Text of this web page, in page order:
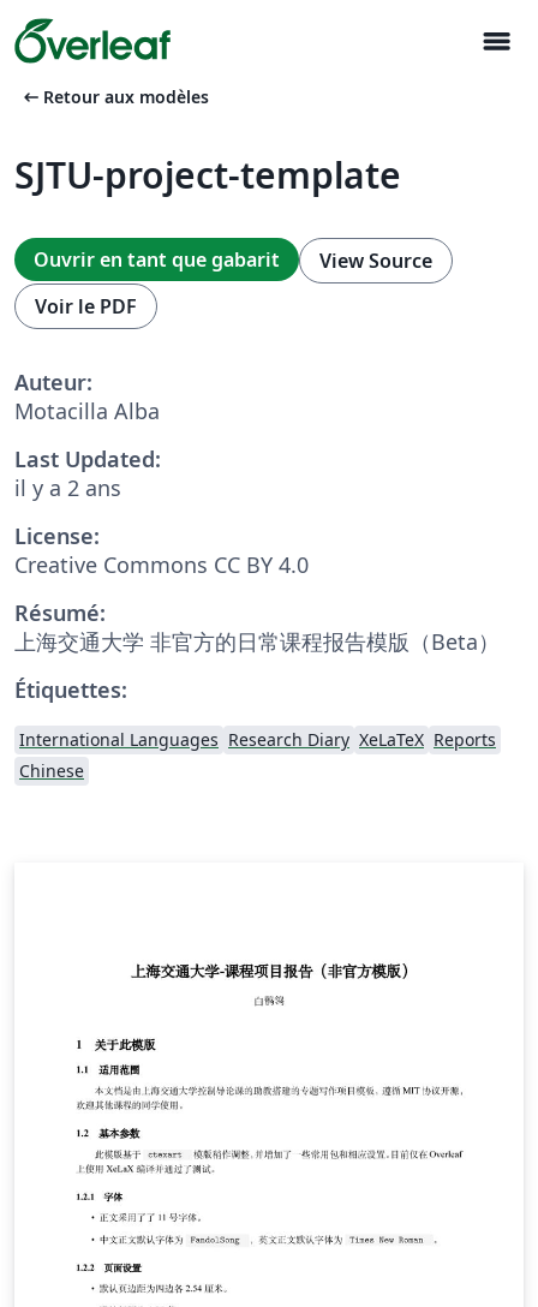
menu
arrow_left_alt Retour aux modèles
SJTU-project-template
Ouvrir en tant que gabarit
View Source
Voir le PDF
Auteur:
Motacilla Alba
Last Updated:
il y a 2 ans
License:
Creative Commons CC BY 4.0
Résumé:
上海交通大学 非官方的日常课程报告模版（Beta）
Étiquettes:
International Languages Research Diary XeLaTeX Reports
Chinese